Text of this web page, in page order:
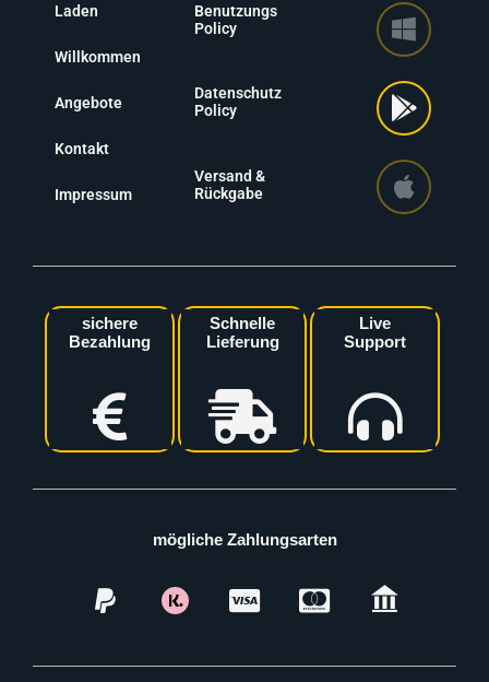
Laden
Willkommen
Angebote
Kontakt
Impressum
Benutzungs
Policy
Datenschutz
Policy
Versand &
Rückgabe
sichere
Bezahlung
Schnelle
Lieferung
Live
Support
mögliche Zahlungsarten